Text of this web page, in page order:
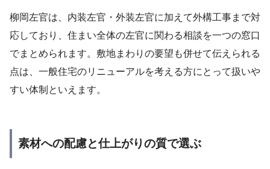
柳岡左官は、内装左官・外装左官に加えて外構工事まで対
応しており、住まい全体の左官に関わる相談を一つの窓口
でまとめられます。敷地まわりの要望も併せて伝えられる
点は、一般住宅のリニューアルを考える方にとって扱いや
すい体制といえます。
素材への配慮と仕上がりの質で選ぶ